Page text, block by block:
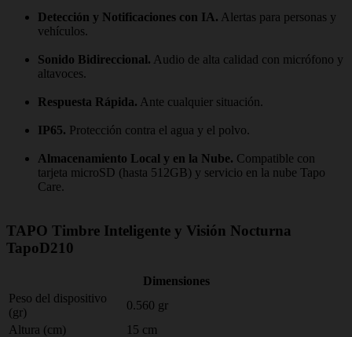
Detección y Notificaciones con IA. Alertas para personas y
vehículos.
Sonido Bidireccional. Audio de alta calidad con micrófono y
altavoces.
Respuesta Rápida. Ante cualquier situación.
IP65. Protección contra el agua y el polvo.
Almacenamiento Local y en la Nube. Compatible con
tarjeta microSD (hasta 512GB) y servicio en la nube Tapo
Care.
TAPO Timbre Inteligente y Visión Nocturna
TapoD210
Dimensiones
Peso del dispositivo
(gr)
0.560 gr
Altura (cm)
15 cm